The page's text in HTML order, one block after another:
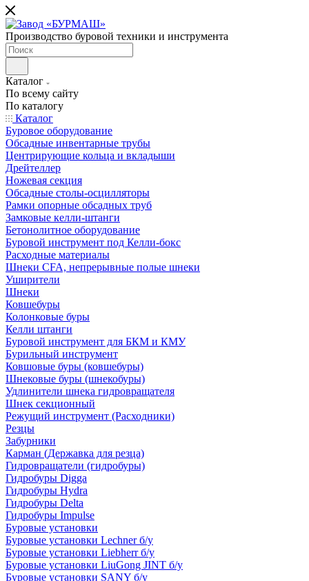
Производство буровой техники и инструмента
Каталог
По всему сайту
По каталогу
Каталог
Буровое оборудование
Обсадные инвентарные трубы
Центрирующие кольца и вкладыши
Дрейтеллер
Ножевая секция
Обсадные столы-осцилляторы
Рамки опорные обсадных труб
Замковые келли-штанги
Бетонолитное оборудование
Буровой инструмент под Келли-бокс
Расходные материалы
Шнеки CFA, непрерывные полые шнеки
Уширители
Шнеки
Ковшебуры
Колонковые буры
Келли штанги
Буровой инструмент для БКМ и КМУ
Бурильный инструмент
Ковшовые буры (ковшебуры)
Шнековые буры (шнекобуры)
Удлинители шнека гидровращателя
Шнек секционный
Режущий инструмент (Расходники)
Резцы
Забурники
Карман (Державка для резца)
Гидровращатели (гидробуры)
Гидробуры Digga
Гидробуры Hydra
Гидробуры Delta
Гидробуры Impulse
Буровые установки
Буровые установки Lechner б/у
Буровые установки Liebherr б/у
Буровые установки LiuGong JINT б/у
Буровые установки SANY б/у